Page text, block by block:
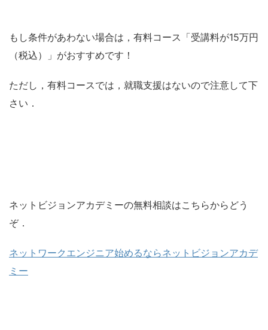
もし条件があわない場合は，有料コース「受講料が15万円
（税込）」がおすすめです！
ただし，有料コースでは，就職支援はないので注意して下
さい．
ネットビジョンアカデミーの無料相談はこちらからどう
ぞ．
ネットワークエンジニア始めるならネットビジョンアカデ
ミー